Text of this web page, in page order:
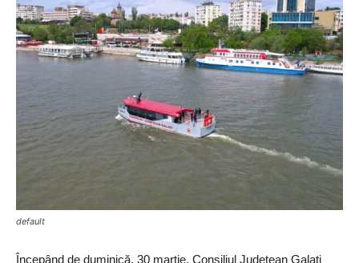
default
Începând de duminică, 30 martie, Consiliul Județean Galați